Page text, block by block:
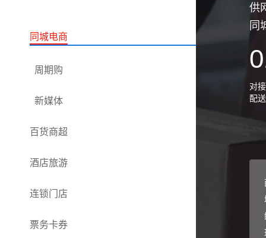
同城电商
周期购
新媒体
百货商超
酒店旅游
连锁门店
票务卡券
供
同
对
配